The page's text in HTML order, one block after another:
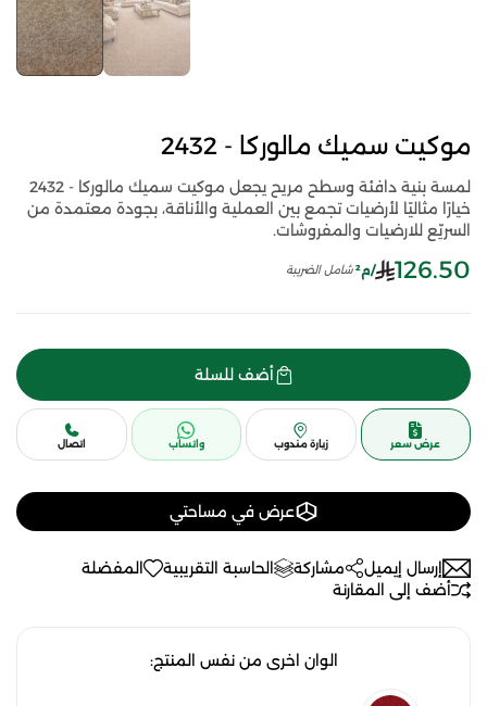
موكيت سميك مالوركا - 2432
لمسة بنية دافئة وسطح مريح يجعل موكيت سميك مالوركا - 2432
خيارًا مثاليًا لأرضيات تجمع بين العملية والأناقة، بجودة معتمدة من
السريّع للارضيات والمفروشات.
126.50 /م² شامل الضريبة
أضف للسلة
عرض سعر زيارة مندوب واتساب اتصال
عرض في مساحتي
إرسال إيميل مشاركة الحاسبة التقريبية
المفضلة
أضف إلى المقارنة
الوان اخرى من نفس المنتج: